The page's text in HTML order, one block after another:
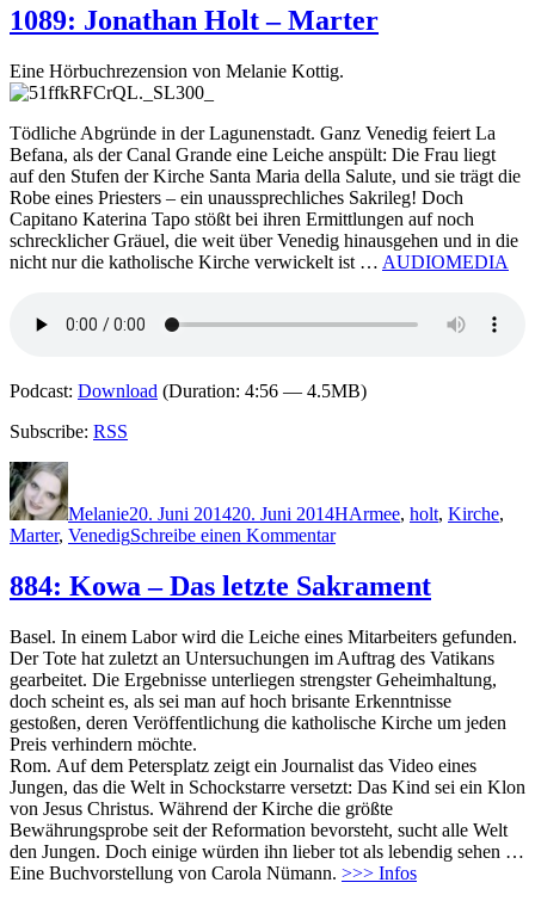
Gert
Heidenreich
Mein
Tod
1089: Jonathan Holt – Marter
Eine Hörbuchrezension von Melanie Kottig.
Tödliche Abgründe in der Lagunenstadt. Ganz Venedig feiert La
Befana, als der Canal Grande eine Leiche anspült: Die Frau liegt
auf den Stufen der Kirche Santa Maria della Salute, und sie trägt die
Robe eines Priesters – ein unaussprechliches Sakrileg! Doch
Capitano Katerina Tapo stößt bei ihren Ermittlungen auf noch
schrecklicher Gräuel, die weit über Venedig hinausgehen und in die
nicht nur die katholische Kirche verwickelt ist … AUDIOMEDIA
Podcast: Download (Duration: 4:56 — 4.5MB)
Subscribe: RSS
Autor
Melanie20. Juni 201420. Juni 2014HArmee, holt, Kirche,
Marter, VenedigSchreibe einen Kommentarzu
Holt
Marter
884: Kowa – Das letzte Sakrament
Basel. In einem Labor wird die Leiche eines Mitarbeiters gefunden.
Der Tote hat zuletzt an Untersuchungen im Auftrag des Vatikans
gearbeitet. Die Ergebnisse unterliegen strengster Geheimhaltung,
doch scheint es, als sei man auf hoch brisante Erkenntnisse
gestoßen, deren Veröffentlichung die katholische Kirche um jeden
Preis verhindern möchte.
Rom. Auf dem Petersplatz zeigt ein Journalist das Video eines
Jungen, das die Welt in Schockstarre versetzt: Das Kind sei ein Klon
von Jesus Christus. Während der Kirche die größte
Bewährungsprobe seit der Reformation bevorsteht, sucht alle Welt
den Jungen. Doch einige würden ihn lieber tot als lebendig sehen …
Eine Buchvorstellung von Carola Nümann. >>> Infos